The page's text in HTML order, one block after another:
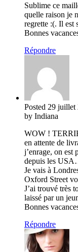
Sublime ce
quelle raison je
regrette :(. Il est
Bonnes
Répondre
Posted 29 juillet
by Indiana
WOW !
en attente de
j’enrage, on est
depuis les
Je vais à
Oxford Street
J’ai trouvé très
laissé par un
Bonnes
Répondre